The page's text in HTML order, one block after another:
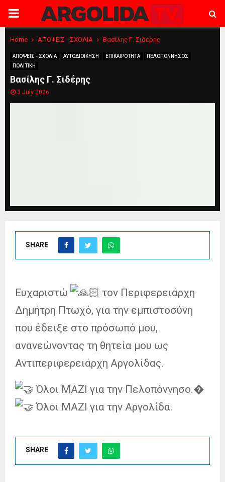
PRIMARY
MENU
Home ΑΠΟΨΕΙΣ - ΣΧΟΛΙΑ Βασίλης Γ. Σιδέρης
ΑΠΟΨΕΙΣ - ΣΧΟΛΙΑ ΑΥΤΟΔΙΟΙΚΗΣΗ ΕΠΙΚΑΙΡΟΤΗΤΑ
ΠΕΛΟΠΟΝΝΗΣΟΣ
ΠΟΛΙΤΙΚΗ
Βασίλης Γ. Σιδέρης
3 July 2026
SHARE
Ευχαριστώ
τον Περιφερειάρχη
Δημήτρη Πτωχό, για την εμπιστοσύνη
που έδειξε στο πρόσωπό μου,
ανανεώνοντας τη θητεία μου ως
Αντιπεριφερειάρχη Αργολίδας.
Όλοι ΜΑΖΙ για την Πελοπόννησο.�
Όλοι ΜΑΖΙ για την Αργολίδα.
SHARE